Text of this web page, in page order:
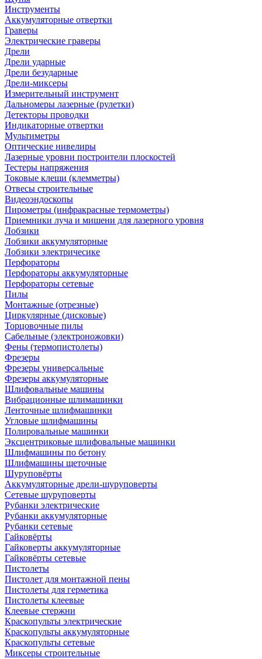
Инструменты
Аккумуляторные отвертки
Граверы
Электрические граверы
Дрели
Дрели ударные
Дрели безударные
Дрели-миксеры
Измерительный инструмент
Дальномеры лазерные (рулетки)
Детекторы проводки
Индикаторные отвертки
Мультиметры
Оптические нивелиры
Лазерные уровни построители плоскостей
Тестеры напряжения
Токовые клещи (клемметры)
Отвесы строительные
Видеоэндоскопы
Пирометры (инфракрасные термометры)
Приемники луча и мишени для лазерного уровня
Лобзики
Лобзики аккумуляторные
Лобзики электричесике
Перфораторы
Перфораторы аккумуляторные
Перфораторы сетевые
Пилы
Монтажные (отрезные)
Циркулярные (дисковые)
Торцовочные пилы
Сабельные (электроножовки)
Фены (термопистолеты)
Фрезеры
Фрезеры универсальные
Фрезеры аккумуляторные
Шлифовальные машины
Вибрационные шлимашинки
Ленточные шлифмашинки
Угловые шлифмашины
Полировальные машинки
Эксцентриковые шлифовальные машинки
Шлифмашины по бетону
Шлифмашины щеточные
Шуруповёрты
Аккумуляторные дрели-шуруповерты
Сетевые шуруповерты
Рубанки электрические
Рубанки аккумуляторные
Рубанки сетевые
Гайковёрты
Гайковерты аккумуляторные
Гайковёрты сетевые
Пистолеты
Пистолет для монтажной пены
Пистолеты для герметика
Пистолеты клеевые
Клеевые стержни
Краскопульты электрические
Краскопульты аккумуляторные
Краскопульты сетевые
Миксеры строительные